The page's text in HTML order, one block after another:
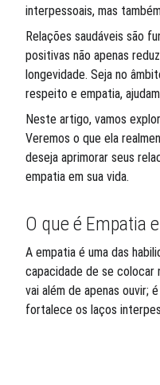
interpessoais, mas
Relações saudáveis são
positivas não apenas
longevidade. Seja no
respeito e empatia,
Neste artigo, vamos
Veremos o que ela
deseja aprimorar seus
empatia em sua vida.
O que é Empatia
A empatia é uma das
capacidade de se colocar
vai além de apenas ouvir;
fortalece os laços